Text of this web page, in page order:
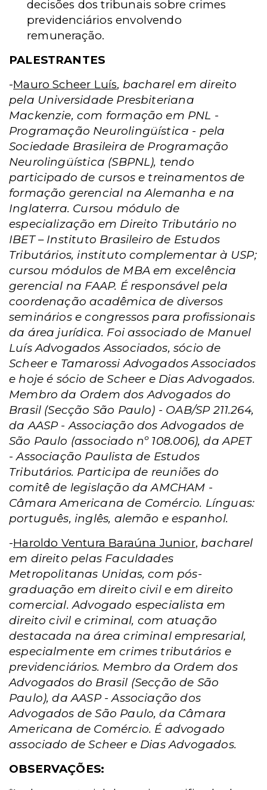
decisões dos tribunais sobre crimes
previdenciários envolvendo
remuneração.
PALESTRANTES
-Mauro Scheer Luís, bacharel em direito
pela Universidade Presbiteriana
Mackenzie, com formação em PNL -
Programação Neurolingüística - pela
Sociedade Brasileira de Programação
Neurolingüística (SBPNL), tendo
participado de cursos e treinamentos de
formação gerencial na Alemanha e na
Inglaterra. Cursou módulo de
especialização em Direito Tributário no
IBET – Instituto Brasileiro de Estudos
Tributários, instituto complementar à USP;
cursou módulos de MBA em excelência
gerencial na FAAP. É responsável pela
coordenação acadêmica de diversos
seminários e congressos para profissionais
da área jurídica. Foi associado de Manuel
Luís Advogados Associados, sócio de
Scheer e Tamarossi Advogados Associados
e hoje é sócio de Scheer e Dias Advogados.
Membro da Ordem dos Advogados do
Brasil (Secção São Paulo) - OAB/SP 211.264,
da AASP - Associação dos Advogados de
São Paulo (associado nº 108.006), da APET
- Associação Paulista de Estudos
Tributários. Participa de reuniões do
comitê de legislação da AMCHAM -
Câmara Americana de Comércio. Línguas:
português, inglês, alemão e espanhol.
-Haroldo Ventura Baraúna Junior, bacharel
em direito pelas Faculdades
Metropolitanas Unidas, com pós-
graduação em direito civil e em direito
comercial. Advogado especialista em
direito civil e criminal, com atuação
destacada na área criminal empresarial,
especialmente em crimes tributários e
previdenciários. Membro da Ordem dos
Advogados do Brasil (Secção de São
Paulo), da AASP - Associação dos
Advogados de São Paulo, da Câmara
Americana de Comércio. É advogado
associado de Scheer e Dias Advogados.
OBSERVAÇÕES: